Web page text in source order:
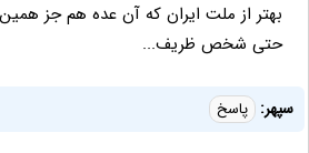
بهتر از ملت ایران که آن عده هم جز
حتی شخص ظریف...
سپهر: پاسخ